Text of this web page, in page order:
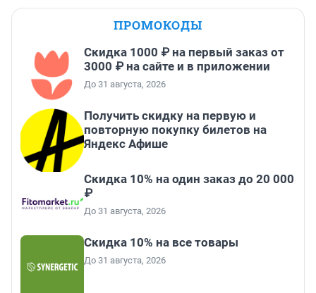
ПРОМОКОДЫ
Скидка 1000 ₽ на первый заказ от
3000 ₽ на сайте и в приложении
До 31 августа, 2026
Получить скидку на первую и
повторную покупку билетов на
Яндекс Афише
Скидка 10% на один заказ до 20 000
₽
До 31 августа, 2026
Скидка 10% на все товары
До 31 августа, 2026